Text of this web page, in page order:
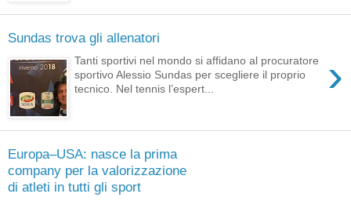
Sundas trova gli allenatori
›
Tanti sportivi nel mondo si affidano al procuratore
sportivo Alessio Sundas per scegliere il proprio
tecnico. Nel tennis l’espert...
Europa–USA: nasce la prima
company per la valorizzazione
di atleti in tutti gli sport